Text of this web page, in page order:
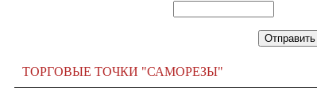
ТОРГОВЫЕ ТОЧКИ "САМОРЕЗЫ"